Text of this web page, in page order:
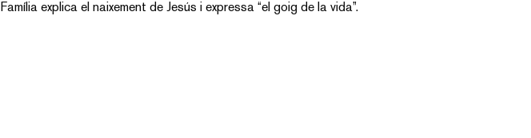
Família explica el naixement de Jesús i expressa “el goig de la vida”.